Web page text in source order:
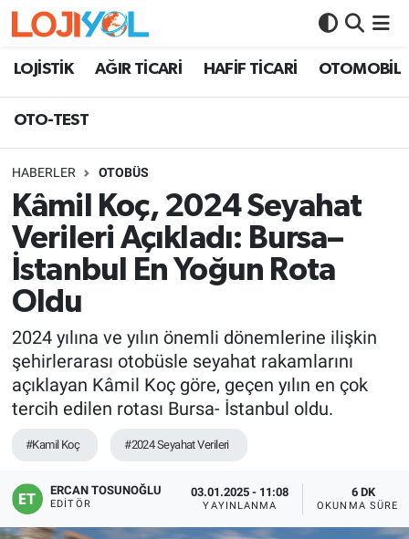
LOJİSTİK AĞIR TİCARİ HAFİF TİCARİ OTOMOBİL
OTO-TEST
HABERLER OTOBÜS
Kâmil Koç, 2024 Seyahat
Verileri Açıkladı: Bursa–
İstanbul En Yoğun Rota
Oldu
2024 yılına ve yılın önemli dönemlerine ilişkin
şehirlerarası otobüsle seyahat rakamlarını
açıklayan Kâmil Koç göre, geçen yılın en çok
tercih edilen rotası Bursa- İstanbul oldu.
#Kamil Koç #2024 Seyahat Verileri
ERCAN TOSUNOĞLU
EDITÖR
03.01.2025 - 11:08
YAYINLANMA
6 DK
OKUNMA SÜRESI
OTO-TEST